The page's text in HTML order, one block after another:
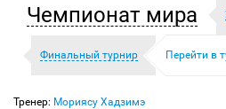
Чемпионат мира
Финальный турнир Перейти в
Тренер: Мориясу Хадзимэ